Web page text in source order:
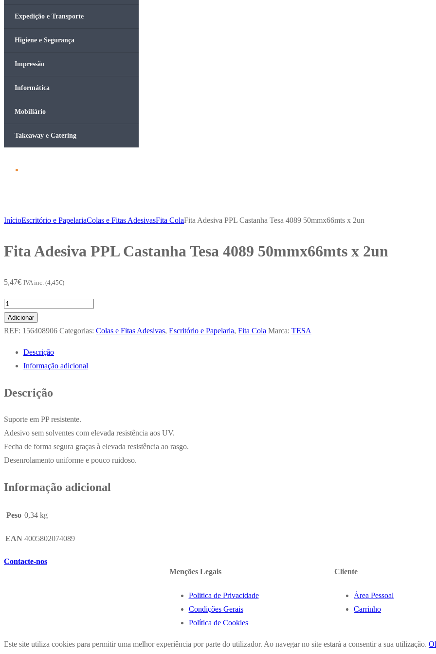
Expedição e Transporte
Higiene e Segurança
Impressão
Informática
Mobiliário
Takeaway e Catering
InícioEscritório e PapelariaColas e Fitas AdesivasFita ColaFita Adesiva PPL Castanha Tesa 4089 50mmx66mts x 2un
Fita Adesiva PPL Castanha Tesa 4089 50mmx66mts x 2un
5,47€ IVA inc. (4,45€)
Quantidade
de
Fita
Castanha
4089
Adicionar
REF: 156408906 Categorias: Colas e Fitas Adesivas, Escritório e Papelaria, Fita Cola Marca: TESA
Descrição
Informação adicional
Descrição
Suporte em PP resistente.
Adesivo sem solventes com elevada resistência aos UV.
Fecha de forma segura graças à elevada resistência ao rasgo.
Desenrolamento uniforme e pouco ruidoso.
Informação adicional
Peso 0,34 kg
EAN 4005802074089
Contacte-nos
Menções Legais
Politica de Privacidade
Condições Gerais
Política de Cookies
Cliente
Área Pessoal
Carrinho
Este site utiliza cookies para permitir uma melhor experiência por parte do utilizador. Ao navegar no site estará a consentir a sua utilização.